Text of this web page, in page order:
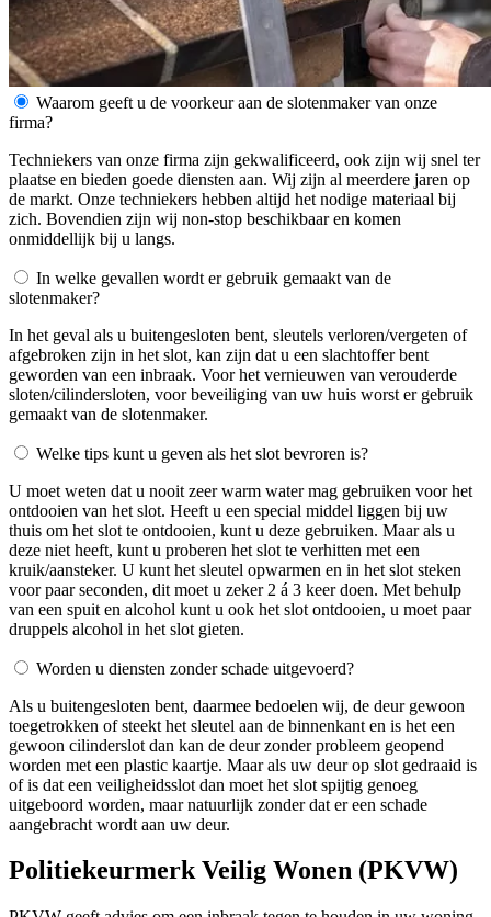
Waarom geeft u de voorkeur aan de slotenmaker van onze
firma?
Techniekers van onze firma zijn gekwalificeerd, ook zijn wij snel ter
plaatse en bieden goede diensten aan. Wij zijn al meerdere jaren op
de markt. Onze techniekers hebben altijd het nodige materiaal bij
zich. Bovendien zijn wij non-stop beschikbaar en komen
onmiddellijk bij u langs.
In welke gevallen wordt er gebruik gemaakt van de
slotenmaker?
In het geval als u buitengesloten bent, sleutels verloren/vergeten of
afgebroken zijn in het slot, kan zijn dat u een slachtoffer bent
geworden van een inbraak. Voor het vernieuwen van verouderde
sloten/cilindersloten, voor beveiliging van uw huis worst er gebruik
gemaakt van de slotenmaker.
Welke tips kunt u geven als het slot bevroren is?
U moet weten dat u nooit zeer warm water mag gebruiken voor het
ontdooien van het slot. Heeft u een special middel liggen bij uw
thuis om het slot te ontdooien, kunt u deze gebruiken. Maar als u
deze niet heeft, kunt u proberen het slot te verhitten met een
kruik/aansteker. U kunt het sleutel opwarmen en in het slot steken
voor paar seconden, dit moet u zeker 2 á 3 keer doen. Met behulp
van een spuit en alcohol kunt u ook het slot ontdooien, u moet paar
druppels alcohol in het slot gieten.
Worden u diensten zonder schade uitgevoerd?
Als u buitengesloten bent, daarmee bedoelen wij, de deur gewoon
toegetrokken of steekt het sleutel aan de binnenkant en is het een
gewoon cilinderslot dan kan de deur zonder probleem geopend
worden met een plastic kaartje. Maar als uw deur op slot gedraaid is
of is dat een veiligheidsslot dan moet het slot spijtig genoeg
uitgeboord worden, maar natuurlijk zonder dat er een schade
aangebracht wordt aan uw deur.
Politiekeurmerk Veilig Wonen (PKVW)